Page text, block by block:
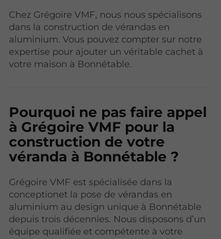
Chez Grégoire VMF, nous nous spécialisons
dans la construction de vérandas en
aluminium. Vous pouvez compter sur notre
expertise pour ajouter un véritable cachet à
votre maison à Bonnétable.
Pourquoi ne pas faire appel
à Grégoire VMF pour la
construction de votre
véranda à Bonnétable ?
Grégoire VMF est spécialisée dans la
conceptionet la pose de vérandas en
aluminium au design unique à Bonnétable
depuis trois décennies. Nous disposons d’un
équipe qualifiée et compétente à votre